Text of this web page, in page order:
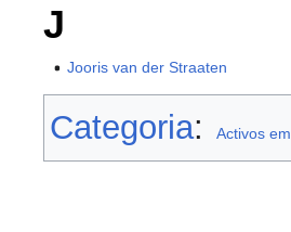
J
Jooris van der Straaten
Categoria: Activos em